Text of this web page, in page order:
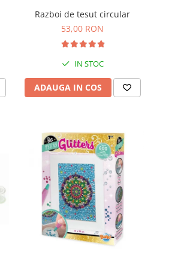
Razboi de tesut circular
53,00 RON
IN STOC
ADAUGA IN COS